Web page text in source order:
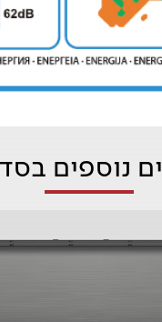
נוספים